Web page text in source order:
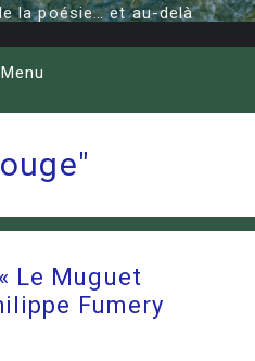
la poésie… et au-delà
Menu
Le Muguet
Fumery